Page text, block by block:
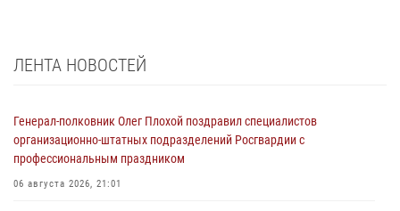
ЛЕНТА НОВОСТЕЙ
Генерал-полковник Олег Плохой поздравил специалистов
организационно-штатных подразделений Росгвардии с
профессиональным праздником
06 августа 2026, 21:01